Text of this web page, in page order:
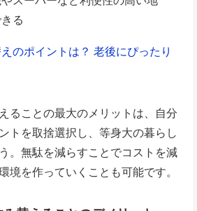
る
のポイントは？ 老後にぴったり
ることの最大のメリットは、自分
トを取捨選択し、等身大の暮らし
。無駄を減らすことでコストを減
境を作っていくことも可能です。